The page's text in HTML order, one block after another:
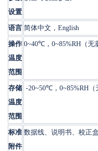
设置
语言 简体中文，English
操作
温度
范围
0~40℃，0~85%RH（无
存储
温度
范围
-20~50℃，0~85%RH（
标准
附件
数据线、说明书、校正